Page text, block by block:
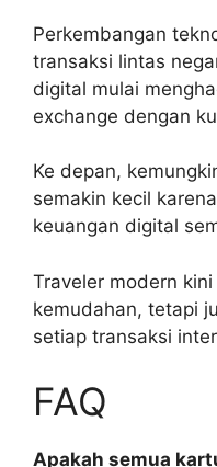
Perkembangan
transaksi lintas
digital mulai
exchange dengan
Ke depan,
semakin kecil
keuangan digital
Traveler modern
kemudahan, tetapi
setiap transaksi
FAQ
Apakah semua